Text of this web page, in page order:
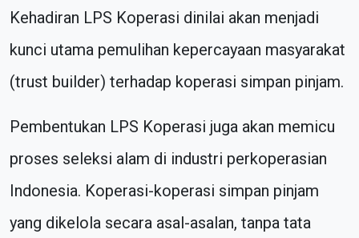
Kehadiran LPS Koperasi dinilai akan menjadi
kunci utama pemulihan kepercayaan masyarakat
(trust builder) terhadap koperasi simpan pinjam.
Pembentukan LPS Koperasi juga akan memicu
proses seleksi alam di industri perkoperasian
Indonesia. Koperasi-koperasi simpan pinjam
yang dikelola secara asal-asalan, tanpa tata